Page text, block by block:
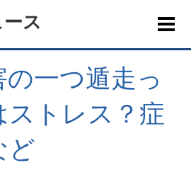
ス
一つ遁走っ
ストレス？症
ど